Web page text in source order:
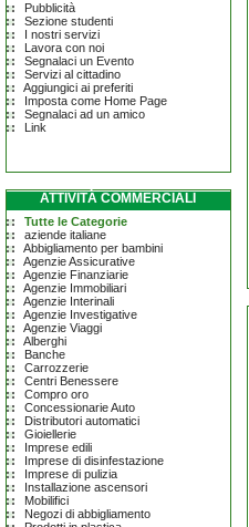
Pubblicità
Sezione studenti
I nostri servizi
Lavora con noi
Segnalaci un Evento
Servizi al cittadino
Aggiungici ai preferiti
Imposta come Home Page
Segnalaci ad un amico
Link
ATTIVITÀ COMMERCIALI
Tutte le Categorie
aziende italiane
Abbigliamento per bambini
Agenzie Assicurative
Agenzie Finanziarie
Agenzie Immobiliari
Agenzie Interinali
Agenzie Investigative
Agenzie Viaggi
Alberghi
Banche
Carrozzerie
Centri Benessere
Compro oro
Concessionarie Auto
Distributori automatici
Gioiellerie
Imprese edili
Imprese di disinfestazione
Imprese di pulizia
Installazione ascensori
Mobilifici
Negozi di abbigliamento